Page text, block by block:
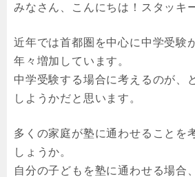
みなさん、こんにちは！スタッキ
近年では首都圏を中心に中学受験
年々増加しています。
中学受験する場合に考えるのが、
しようかだと思います。
多くの家庭が塾に通わせることを
しょうか。
自分の子どもを塾に通わせる場合